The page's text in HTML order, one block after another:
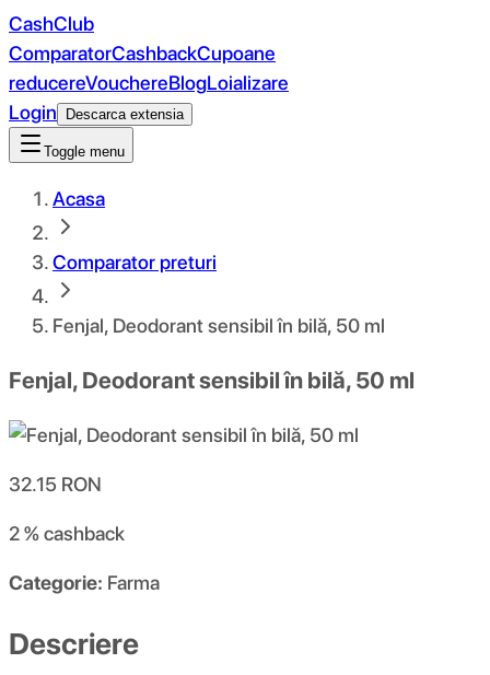
CashClub
ComparatorCashbackCupoane
reducereVouchereBlogLoializare
Login
Descarca extensia
Toggle menu
Acasa
Comparator preturi
Fenjal, Deodorant sensibil în bilă, 50 ml
Fenjal, Deodorant sensibil în bilă, 50 ml
32.15 RON
2 %cashback
Categorie: Farma
Descriere